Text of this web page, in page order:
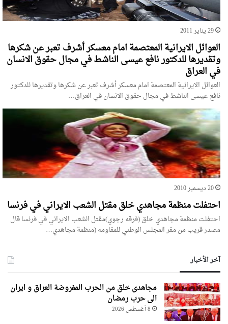
29 يناير 2011
العوائل الايرانية المعتصمة امام معسكر أشرف تعبر عن شكرها
وتقديرها للدكتور نافع عيسى الناشط في مجال حقوق الانسان
في العراق
العوائل الايرانية المعتصمة امام معسكر أشرف تعبر عن شكرها وتقديرها للدكتور
نافع عيسى الناشط في مجال حقوق الانسان في العراق…
20 ديسمبر 2010
احتفلت منظمة مجاهدي خلق مقتل الشعب الايراني في فرنسا
احتفلت منظمة مجاهدي خلق (فرقه رجوي)مقتل الشعب الايراني في فرنسا قال
مصدر قريب من مقر المجلس الوطني للمقاومه (منظمة مجاهدي…
آخر الأخبار
مجاهدی خلق من الحرب المفروضة العراق و ایران
الی حرب رمضان
8 أغسطس 2026